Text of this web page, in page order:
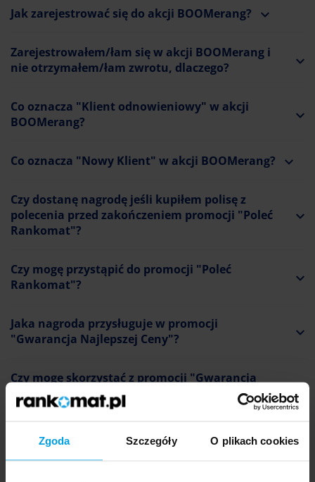
Zgoda Szczegóły O plikach cookies
Jak zarejestrować się do akcji BOOMerang?
Zarejestrowałem/łam się w akcji BOOMerang i
nie otrzymałem/łam zwrotu, dlaczego?
Co oznacza "Klient odnowieniowy" w akcji
BOOMerang?
Co oznacza "Nowy Klient" w akcji BOOMerang?
Czy dostanę nagrodę jeśli kupiłem polisę z
polecenia przed zakończeniem promocji "Poleć
Rankomat"?
Czy mogę przystąpić do promocji "Poleć
Rankomat"?
Jaka nagroda przysługuje w promocji
"Gwarancja Najlepszej Ceny"?
Czy mogę skorzystać z promocji "Gwarancja
Najlepszej Ceny" kilkukrotnie?
Najlepszej Ceny"?